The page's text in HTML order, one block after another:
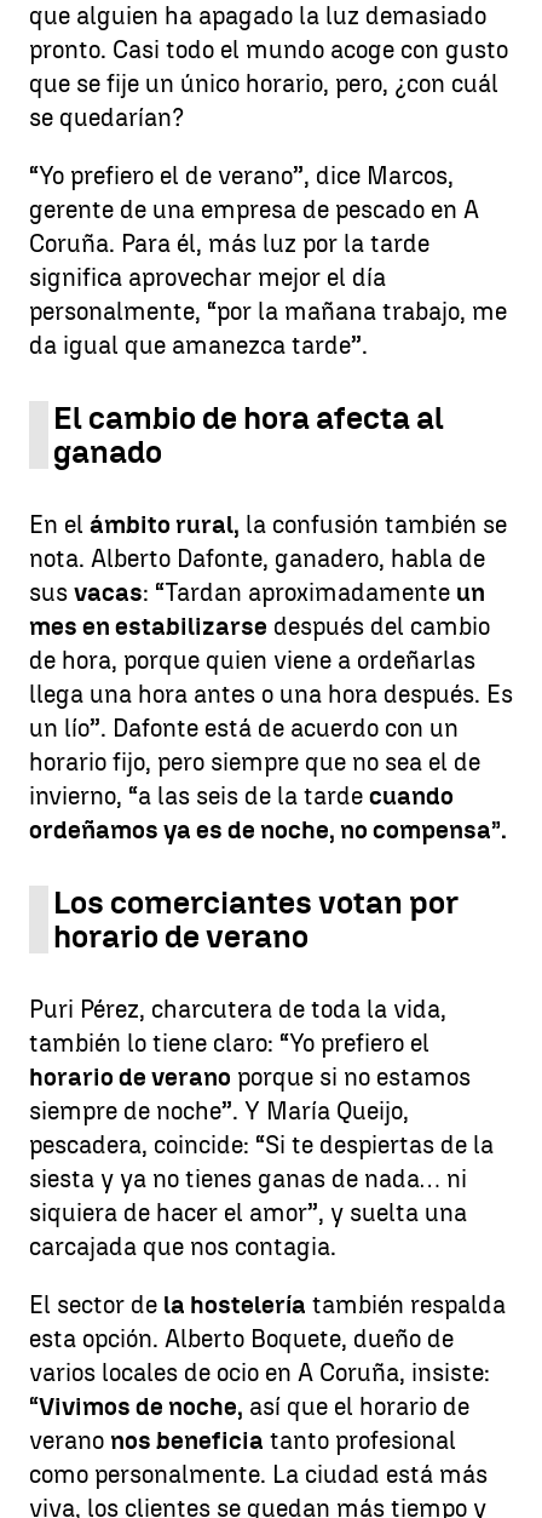
que alguien ha apagado la luz demasiado
pronto. Casi todo el mundo acoge con gusto
que se fije un único horario, pero, ¿con cuál
se quedarían?
“Yo prefiero el de verano”, dice Marcos,
gerente de una empresa de pescado en A
Coruña. Para él, más luz por la tarde
significa aprovechar mejor el día
personalmente, “por la mañana trabajo, me
da igual que amanezca tarde”.
El cambio de hora afecta al
ganado
En el ámbito rural, la confusión también se
nota. Alberto Dafonte, ganadero, habla de
sus vacas: “Tardan aproximadamente un
mes en estabilizarse después del cambio
de hora, porque quien viene a ordeñarlas
llega una hora antes o una hora después. Es
un lío”. Dafonte está de acuerdo con un
horario fijo, pero siempre que no sea el de
invierno, “a las seis de la tarde cuando
ordeñamos ya es de noche, no compensa”.
Los comerciantes votan por
horario de verano
Puri Pérez, charcutera de toda la vida,
también lo tiene claro: “Yo prefiero el
horario de verano porque si no estamos
siempre de noche”. Y María Queijo,
pescadera, coincide: “Si te despiertas de la
siesta y ya no tienes ganas de nada… ni
siquiera de hacer el amor”, y suelta una
carcajada que nos contagia.
El sector de la hostelería también respalda
esta opción. Alberto Boquete, dueño de
varios locales de ocio en A Coruña, insiste:
“Vivimos de noche, así que el horario de
verano nos beneficia tanto profesional
como personalmente. La ciudad está más
viva, los clientes se quedan más tiempo y